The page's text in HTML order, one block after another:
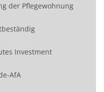
der Pflegewohnung
Investment
AfA